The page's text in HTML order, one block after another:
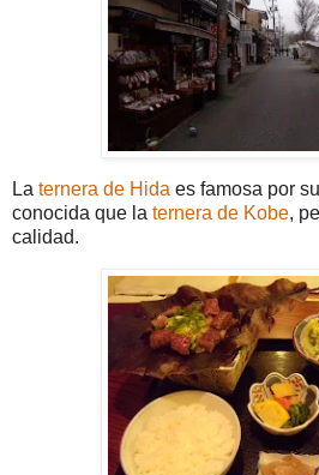
La ternera de Hida es famosa por
conocida que la ternera de Kobe,
calidad.